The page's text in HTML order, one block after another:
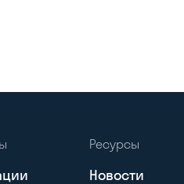
Ресурсы
Новости